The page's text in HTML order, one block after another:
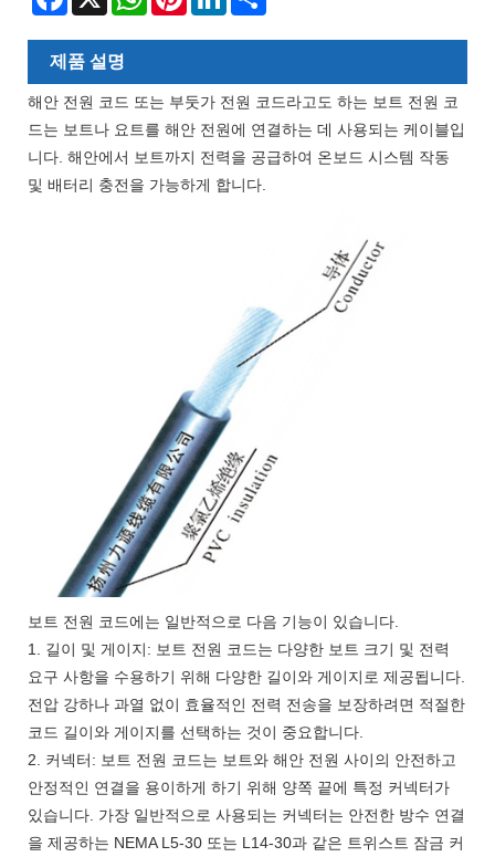
제품 설명
해안 전원 코드 또는 부둣가 전원 코드라고도 하는 보트 전원 코
드는 보트나 요트를 해안 전원에 연결하는 데 사용되는 케이블입
니다. 해안에서 보트까지 전력을 공급하여 온보드 시스템 작동
및 배터리 충전을 가능하게 합니다.
보트 전원 코드에는 일반적으로 다음 기능이 있습니다.
1. 길이 및 게이지: 보트 전원 코드는 다양한 보트 크기 및 전력
요구 사항을 수용하기 위해 다양한 길이와 게이지로 제공됩니다.
전압 강하나 과열 없이 효율적인 전력 전송을 보장하려면 적절한
코드 길이와 게이지를 선택하는 것이 중요합니다.
2. 커넥터: 보트 전원 코드는 보트와 해안 전원 사이의 안전하고
안정적인 연결을 용이하게 하기 위해 양쪽 끝에 특정 커넥터가
있습니다. 가장 일반적으로 사용되는 커넥터는 안전한 방수 연결
을 제공하는 NEMA L5-30 또는 L14-30과 같은 트위스트 잠금 커